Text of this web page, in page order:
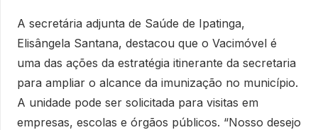
A secretária adjunta de Saúde de Ipatinga,
Elisângela Santana, destacou que o Vacimóvel é
uma das ações da estratégia itinerante da secretaria
para ampliar o alcance da imunização no município.
A unidade pode ser solicitada para visitas em
empresas, escolas e órgãos públicos. “Nosso desejo